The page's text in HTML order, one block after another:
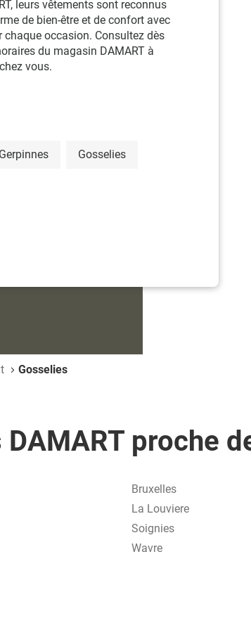
leurs vêtements sont reconnus
de bien-être et de confort avec
occasion. Consultez dès
du magasin DAMART à
vous.
Gerpinnes Gosselies
Gosselies
proche
Bruxelles
La Louviere
Soignies
Wavre